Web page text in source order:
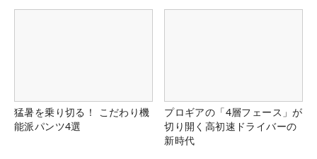
猛暑を乗り切る！ こだわり機
能派パンツ4選
プロギアの「4層フェース」が
切り開く高初速ドライバーの
新時代